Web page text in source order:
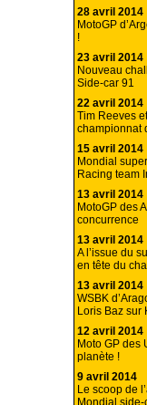
28 avril 2014
MotoGP
!
23 avril 2014
Nouveau
Side-car 91
22 avril 2014
Tim Reeves
championnat
15 avril 2014
Mondial
Racing team
13 avril 2014
MotoGP des
concurrence
13 avril 2014
A l’issue du
en tête du
13 avril 2014
WSBK
Loris Baz sur
12 avril 2014
Moto GP des
planète !
9 avril 2014
Le scoop de
Mondial side-